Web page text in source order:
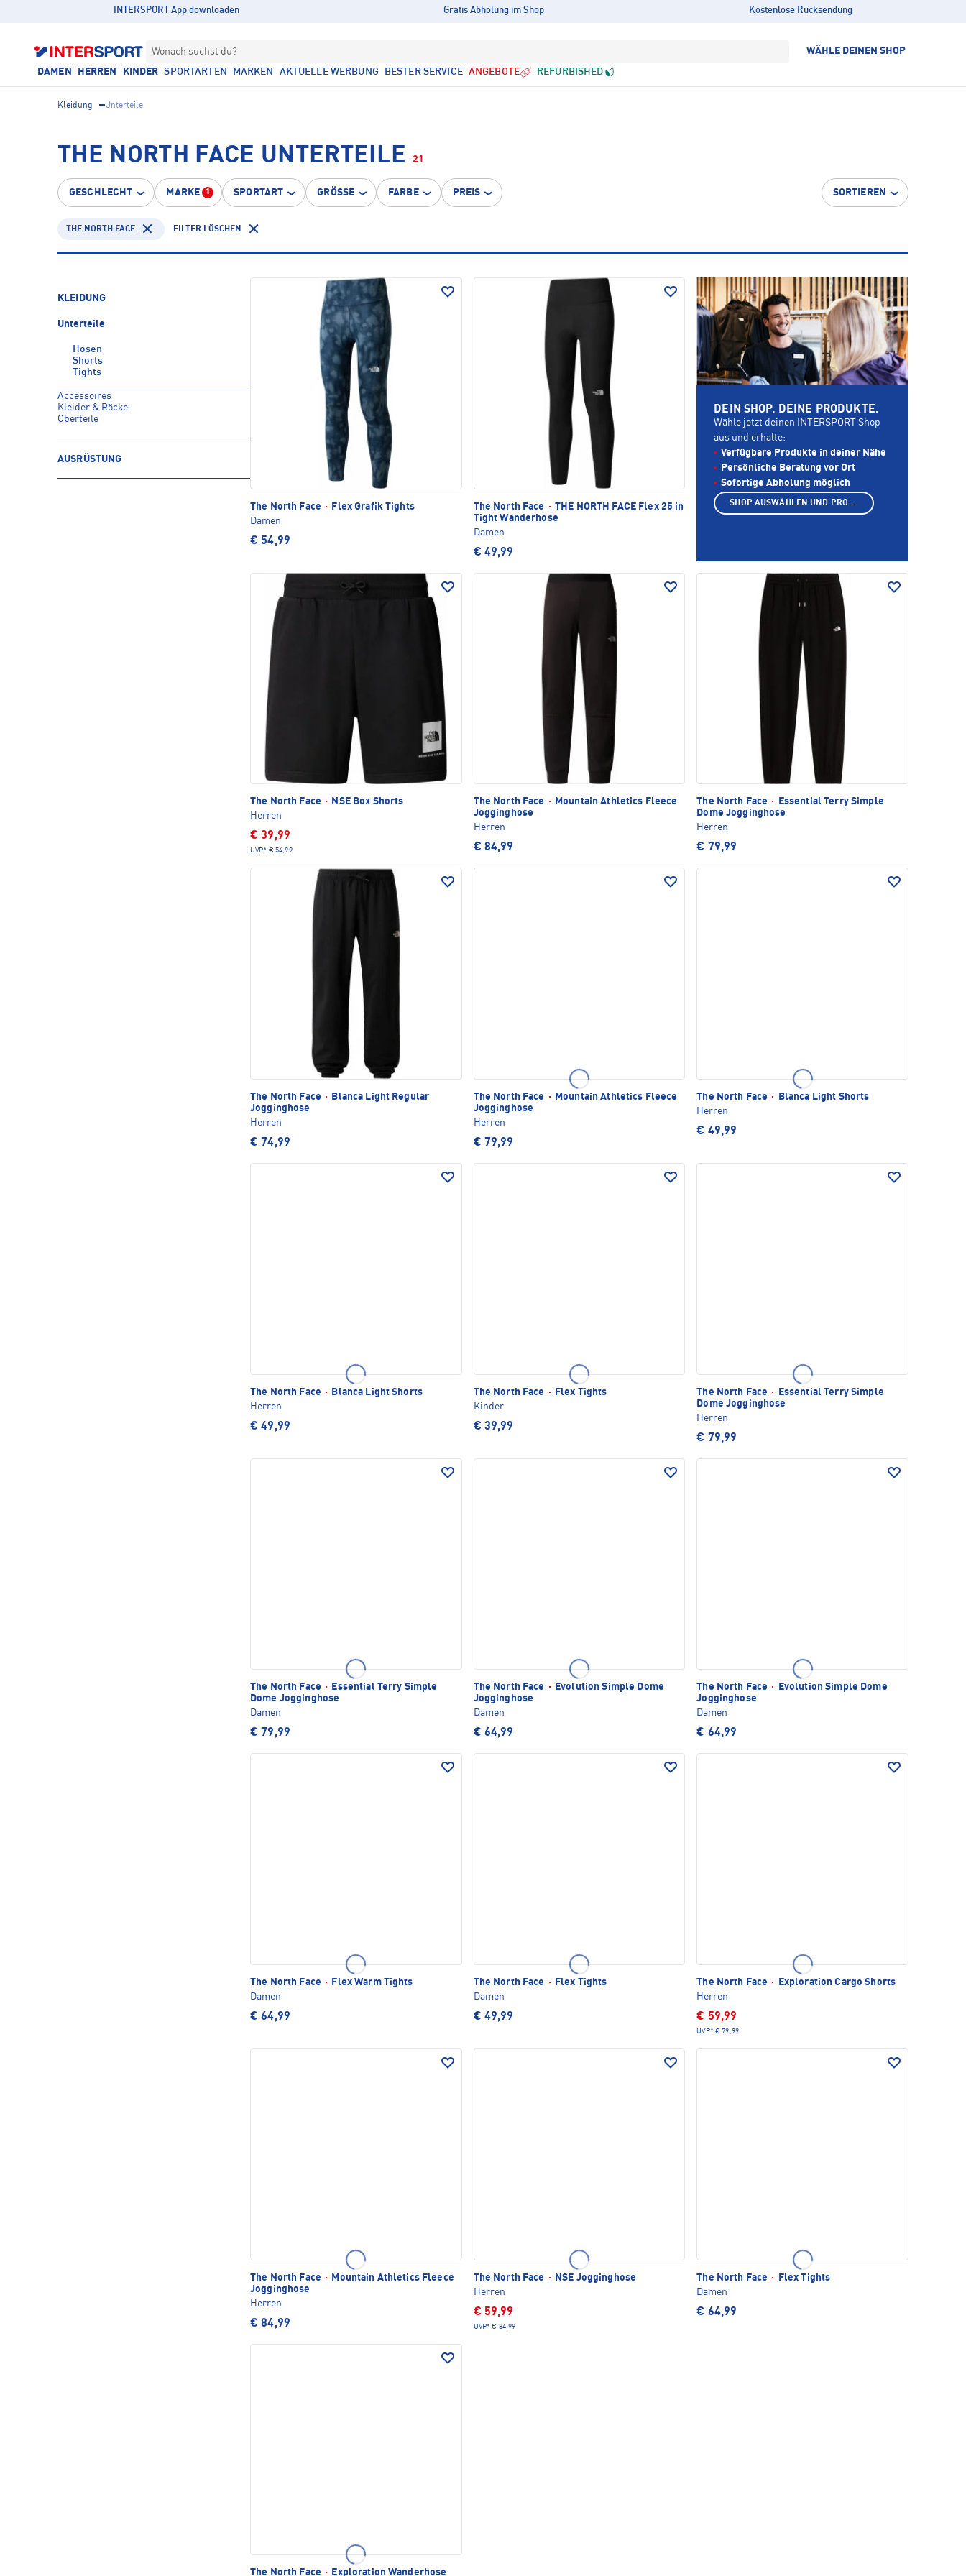
INTERSPORT App downloaden Gratis Abholung im Shop Kostenlose Rücksendung
Wonach suchst du? WÄHLE DEINEN SHOP
DAMEN HERREN KINDER SPORTARTEN MARKEN AKTUELLE WERBUNG BESTER SERVICE ANGEBOTE REFURBISHED
Kleidung Unterteile
THE NORTH FACE UNTERTEILE 21
GESCHLECHT MARKE 1 SPORTART GRÖSSE FARBE PREIS SORTIEREN
THE NORTH FACE FILTER LÖSCHEN
KLEIDUNG
Unterteile
Hosen
Shorts
Tights
Accessoires
Kleider & Röcke
Oberteile
AUSRÜSTUNG
The North Face ·
Flex Grafik Tights
Damen
€ 54,99
The North Face · THE NORTH FACE Flex 25 in
Tight Wanderhose
Damen
€ 49,99
The North Face ·
NSE Box Shorts
Herren
€ 39,99
UVP* € 54,99
The North Face ·
Mountain Athletics Fleece
Jogginghose
Herren
€ 84,99
The North Face ·
Essential Terry Simple
Dome Jogginghose
Herren
€ 79,99
The North Face ·
Blanca Light Regular
Jogginghose
Herren
€ 74,99
The North Face ·
Mountain Athletics Fleece
Jogginghose
Herren
€ 79,99
The North Face ·
Blanca Light Shorts
Herren
€ 49,99
The North Face ·
Blanca Light Shorts
Herren
€ 49,99
The North Face ·
Flex Tights
Kinder
€ 39,99
The North Face ·
Essential Terry Simple
Dome Jogginghose
Herren
€ 79,99
The North Face ·
Essential Terry Simple
Dome Jogginghose
Damen
€ 79,99
The North Face ·
Evolution Simple Dome
Jogginghose
Damen
€ 64,99
The North Face ·
Evolution Simple Dome
Jogginghose
Damen
€ 64,99
The North Face ·
Flex Warm Tights
Damen
€ 64,99
The North Face ·
Flex Tights
Damen
€ 49,99
The North Face ·
Exploration Cargo Shorts
Herren
€ 59,99
UVP* € 79,99
The North Face ·
Mountain Athletics Fleece
Jogginghose
Herren
€ 84,99
The North Face ·
NSE Jogginghose
Herren
€ 59,99
UVP* € 84,99
The North Face ·
Flex Tights
Damen
€ 64,99
The North Face · Exploration Wanderhose
DEIN SHOP. DEINE PRODUKTE.
Wähle jetzt deinen INTERSPORT Shop
aus und erhalte:
Verfügbare Produkte in deiner Nähe
Persönliche Beratung vor Ort
Sofortige Abholung möglich
SHOP AUSWÄHLEN UND PRODUKTE ANZEIGEN